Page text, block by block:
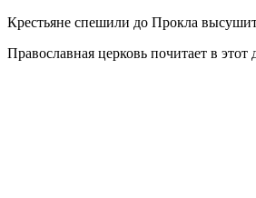
Крестьяне спешили до Прокла
Православная церковь почитает в